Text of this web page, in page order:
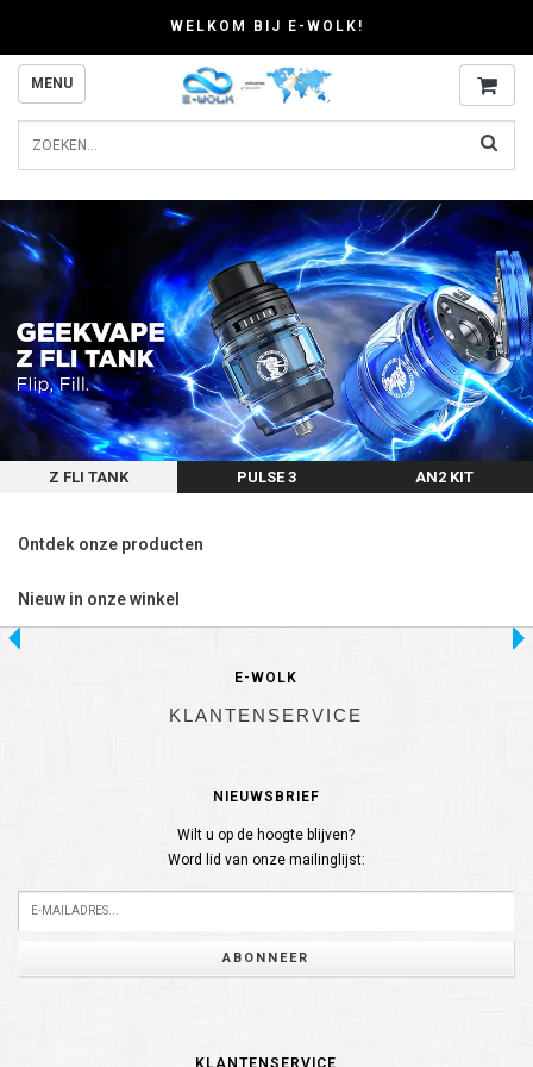
WELKOM BIJ E-WOLK!
MENU
Z FLI TANK PULSE 3 AN2 KIT
Ontdek onze producten
Nieuw in onze winkel
E-WOLK
KLANTENSERVICE
NIEUWSBRIEF
Wilt u op de hoogte blijven?
Word lid van onze mailinglijst:
ABONNEER
KLANTENSERVICE